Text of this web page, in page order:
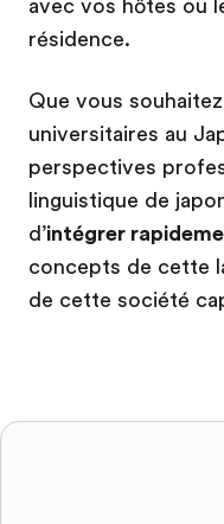
avec vos hôtes ou
résidence.
Que vous
universitaires au
perspectives
linguistique de
d’intégrer
concepts de cette
de cette société